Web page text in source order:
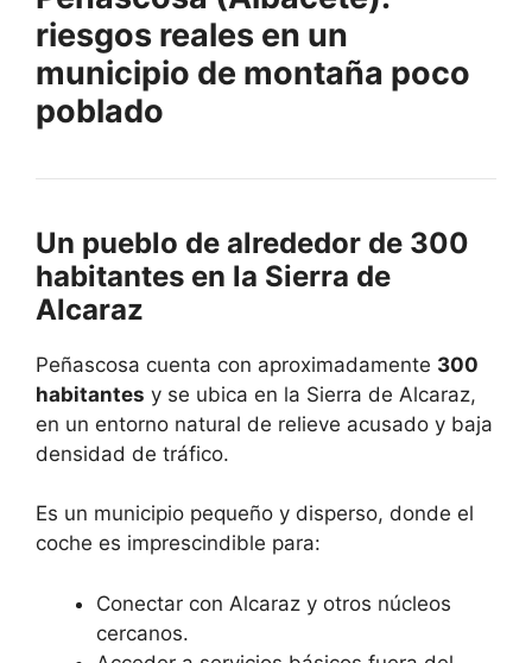
riesgos reales en un
municipio de montaña poco
poblado
Un pueblo de alrededor de 300
habitantes en la Sierra de
Alcaraz
Peñascosa cuenta con aproximadamente 300
habitantes y se ubica en la Sierra de Alcaraz,
en un entorno natural de relieve acusado y baja
densidad de tráfico.
Es un municipio pequeño y disperso, donde el
coche es imprescindible para:
Conectar con Alcaraz y otros núcleos
cercanos.